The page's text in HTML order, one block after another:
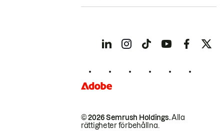
© 2026 Semrush Holdings.Alla
rättigheter förbehållna.